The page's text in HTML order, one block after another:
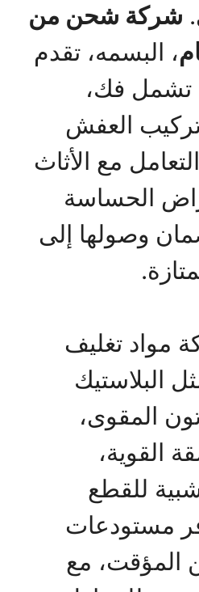
شركة شحن من
، البسمه، تقدم
تشمل فك،
العفش
مع الأثاث
الحساسة
وصولها إلى
مواد تغليف
البلاستيك
المقوى،
القوية،
للقطع
مستودعات
المؤقت، مع